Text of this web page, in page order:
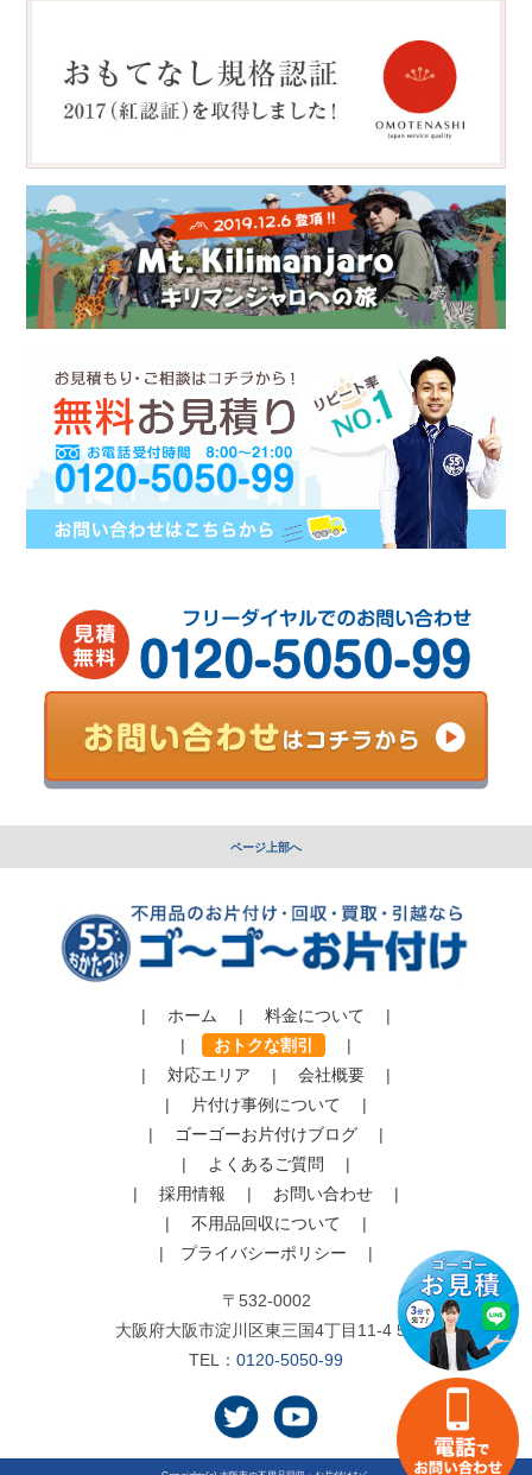
ページ上部へ
| ホーム | 料金について
|
|
おトクな割引
|
|
対応エリア | 会社概要
|
|
片付け事例について
|
|
ゴーゴーお片付けブログ
|
|
よくあるご質問
|
|
採用情報 | お問い合わせ
|
|
不用品回収について
|
|
プライバシーポリシー |
〒532-0002
大阪府大阪市淀川区東三国4丁目11-4 5F
TEL： 0120-5050-99